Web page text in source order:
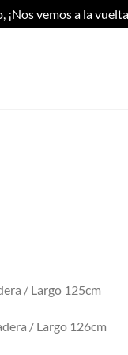
¡Nos vemos a la
/ Largo 125cm
/ Largo 126cm